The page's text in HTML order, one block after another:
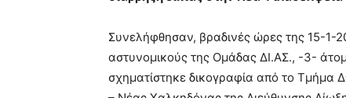
Συνελήφθησαν, βραδινές ώρες της 15-1-
αστυνομικούς της Ομάδας ΔΙ.ΑΣ., -3-
σχηματίστηκε δικογραφία από το Τμήμα